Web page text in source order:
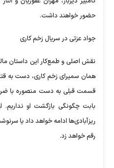
حضور خواهند داشت.
جواد عزتی در سریال زخم کاری
نقش اصلی و طمع‌کار این داستان
همان سمیرای زخم کاری، دست به
قسمت قبلی به دست منصوره با
بابت چگونگی بازگشت او نداریم.
ریزآبادی‌ها ادامه خواهد داد یا
رقم خواهد زد.